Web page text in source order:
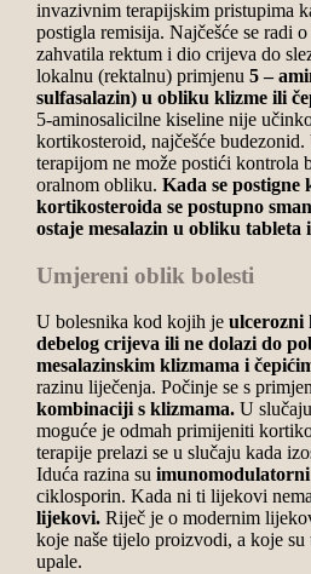
invazivnim terapijskim pristupima
postigla remisija. Najčešće se radi
zahvatila rektum i dio crijeva do
lokalnu (rektalnu) primjenu 5 –
sulfasalazin) u obliku klizme ili
5-aminosalicilne kiseline nije
kortikosteroid, najčešće
terapijom ne može postići kontrola
oralnom obliku. Kada se postigne
kortikosteroida se postupno
ostaje mesalazin u obliku tableta
Umjereni oblik bolesti
U bolesnika kod kojih je ulcerozni
debelog crijeva ili ne dolazi do
mesalazinskim klizmama i
razinu liječenja. Počinje se s
kombinaciji s klizmama. U
moguće je odmah primijeniti
terapije prelazi se u slučaju kada
Iduća razina su
ciklosporin. Kada ni ti lijekovi
lijekovi.Riječ je o modernim
koje naše tijelo proizvodi, a koje su
upale.